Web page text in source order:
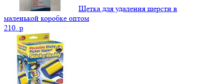
Щетка для удаления шерсти в
маленькой коробке оптом
210. p